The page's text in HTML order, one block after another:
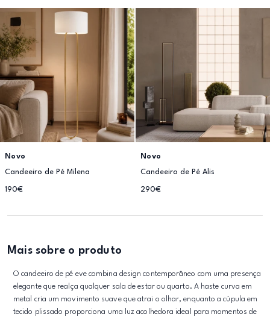
Novo
Candeeiro de Pé Milena
190€
Novo
Candeeiro de Pé Alis
290€
Mais sobre o produto
O candeeiro de pé eve combina design contemporâneo com uma presença
elegante que realça qualquer sala de estar ou quarto. A haste curva em
metal cria um movimento suave que atrai o olhar, enquanto a cúpula em
tecido plissado proporciona uma luz acolhedora ideal para momentos de